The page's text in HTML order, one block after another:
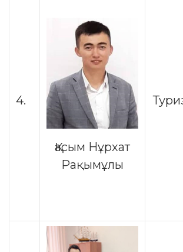
4.
Қасым Нұрхат
Рақымұлы